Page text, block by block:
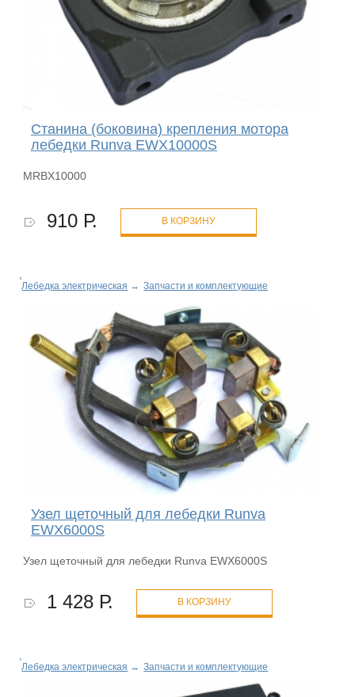
Станина (боковина) крепления мотора
лебедки Runva EWX10000S
MRBX10000
910 Р. В КОРЗИНУ
Лебедка электрическая → Запчасти и комплектующие
Узел щеточный для лебедки Runva
EWX6000S
Узел щеточный для лебедки Runva EWX6000S
1 428 Р. В КОРЗИНУ
Лебедка электрическая → Запчасти и комплектующие